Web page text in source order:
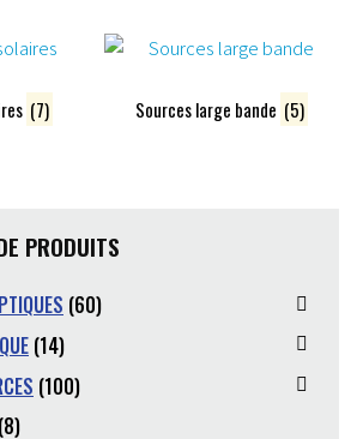
(7) Sources large bande (5)
PRODUITS
(60)
(14)
(100)
(8)